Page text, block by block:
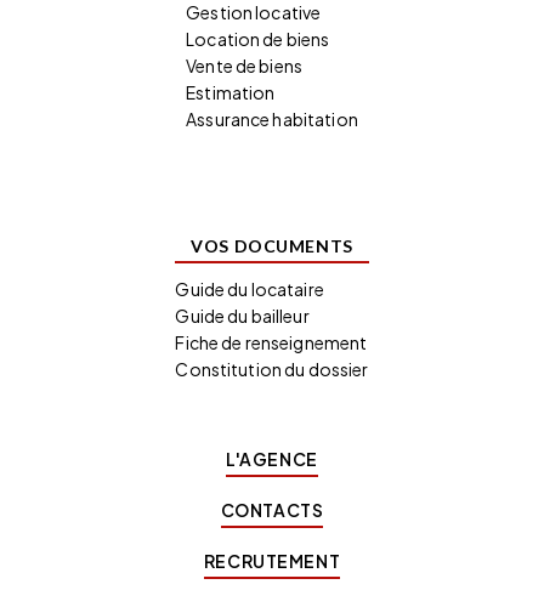
Gestion locative
Location de biens
Vente de biens
Estimation
Assurance habitation
VOS DOCUMENTS
Guide du locataire
Guide du bailleur
Fiche de renseignement
Constitution du dossier
L'AGENCE
CONTACTS
RECRUTEMENT